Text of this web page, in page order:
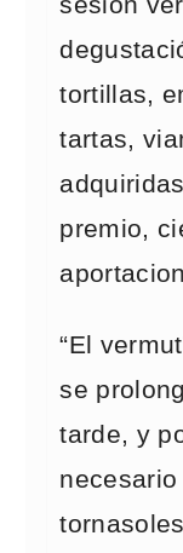
tortillas,
tartas,
premio,
“El
se
tarde, y